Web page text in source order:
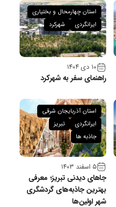
۱۰ دی ۱۴۰۴
راهنمای سفر به شهرکرد
استان چهارمحال و بختیاری
ایرانگردی
شهرکرد
۵ اسفند ۱۴۰۳
جاهای دیدنی تبریز؛ معرفی
بهترین جاذبه‌های گردشگری
شهر اولین‌ها
استان آذربایجان شرقی
ایرانگردی
تبریز
جاذبه ها